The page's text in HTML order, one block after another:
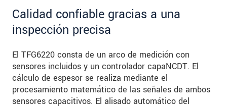
Calidad confiable gracias a una
inspección precisa
El TFG6220 consta de un arco de medición con
sensores incluidos y un controlador capaNCDT. El
cálculo de espesor se realiza mediante el
procesamiento matemático de las señales de ambos
sensores capacitivos. El alisado automático del